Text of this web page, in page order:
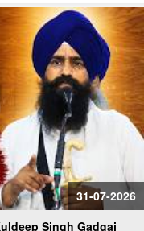
31-07-2026
Singh Gadgaj